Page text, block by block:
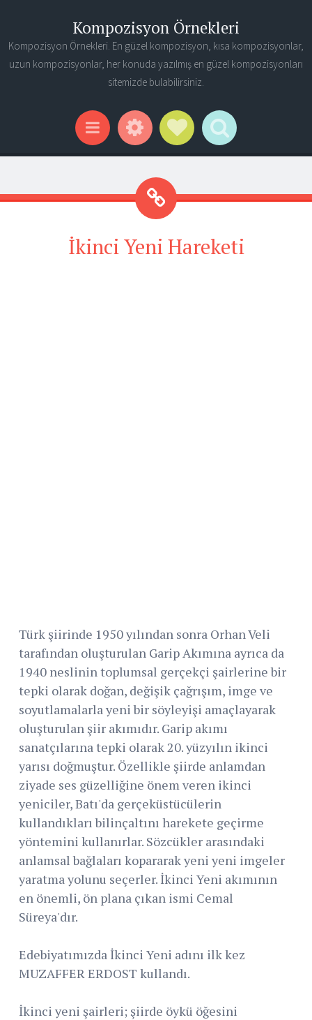
Kompozisyon Örnekleri
Kompozisyon Örnekleri. En güzel kompozisyon, kısa kompozisyonlar,
uzun kompozisyonlar, her konuda yazılmış en güzel kompozisyonları
sitemizde bulabilirsiniz.
Menu WidgetsSocial Links
Search
İkinci Yeni Hareketi
Türk şiirinde 1950 yılından sonra Orhan Veli
tarafından oluşturulan Garip Akımına ayrıca da
1940 neslinin toplumsal gerçekçi şairlerine bir
tepki olarak doğan, değişik çağrışım, imge ve
soyutlamalarla yeni bir söyleyişi amaçlayarak
oluşturulan şiir akımıdır. Garip akımı
sanatçılarına tepki olarak 20. yüzyılın ikinci
yarısı doğmuştur. Özellikle şiirde anlamdan
ziyade ses güzelliğine önem veren ikinci
yeniciler, Batı'da gerçeküstücülerin
kullandıkları bilinçaltını harekete geçirme
yöntemini kullanırlar. Sözcükler arasındaki
anlamsal bağlaları kopararak yeni yeni imgeler
yaratma yolunu seçerler. İkinci Yeni akımının
en önemli, ön plana çıkan ismi Cemal
Süreya'dır.
Edebiyatımızda İkinci Yeni adını ilk kez
MUZAFFER ERDOST kullandı.
İkinci yeni şairleri; şiirde öykü öğesini